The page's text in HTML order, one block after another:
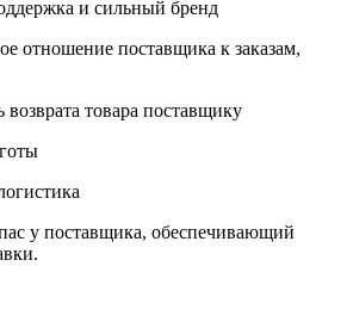
и сильный бренд
поставщика к заказам,
товара поставщику
поставщика, обеспечивающий